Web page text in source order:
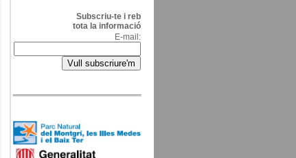
Subscriu-te i reb
tota la informació
E-mail: